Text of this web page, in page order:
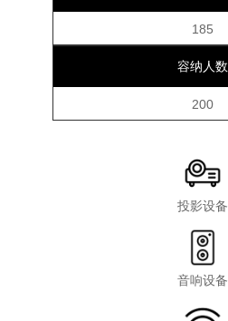
185
容纳人数
200
投影设备
音响设备